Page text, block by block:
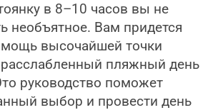
в 8–10 часов вы не
необъятное. Вам придется
высочайшей точки
пляжный день
руководство поможет
выбор и провести день